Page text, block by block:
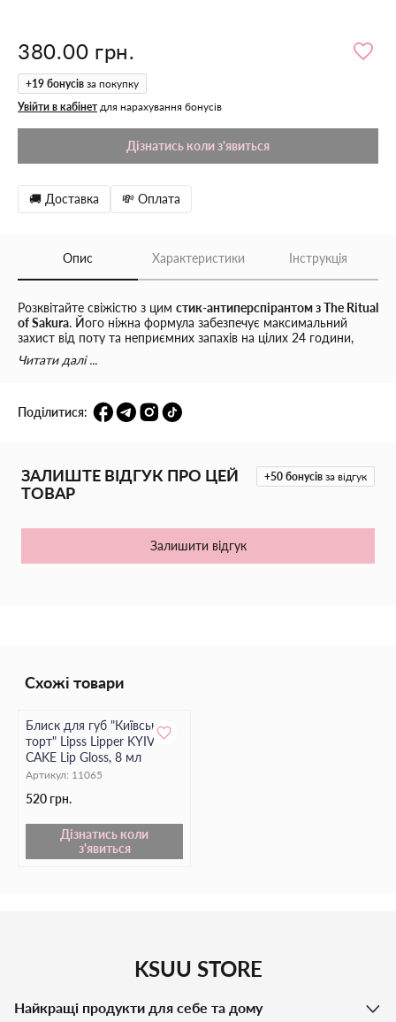
380.00 грн.
+19 бонусів за покупку
Увійти в кабінет для нарахування бонусів
Дізнатись коли з'явиться
🚚 Доставка 💸 Оплата
Опис Характеристики Інструкція
Розквітайте свіжістю з цим стик-антиперспірантом з The Ritual
of Sakura. Його ніжна формула забезпечує максимальний
захист від поту та неприємних запахів на цілих 24 години,
даруючи комфорт протягом усього дня. Насолоджуйтесь
заспокійливим ароматом квітучої вишні та органічного
подразнень.
Не залишає плям на одязі;
Швидко вбирається та не залишає липкості;
Читати далі ...
Поділитися:
+50 бонусів за відгук
ЗАЛИШТЕ ВІДГУК ПРО ЦЕЙ
ТОВАР
Залишити відгук
Схожі товари
Блиск для губ "Київський
торт" Lipss Lipper KYIV
CAKE Lip Gloss, 8 мл
Артикул: 11065
520 грн.
Дізнатись коли
з'явиться
KSUU STORE
Найкращі продукти для себе та дому